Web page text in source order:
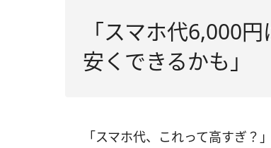
「スマホ代6,000
安くできるかも」
「スマホ代、これって高すぎ